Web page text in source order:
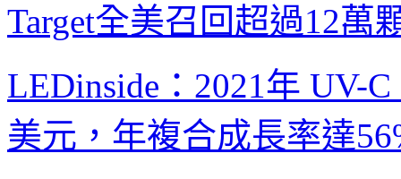
Target全美召回超過12萬
LEDinside ： 2021年 UV-
美元，年複合成長率達